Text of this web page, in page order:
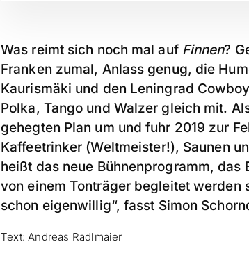
Was reimt sich noch mal auf Finnen?
Franken zumal, Anlass genug, die
Kaurismäki und den Leningrad
Polka, Tango und Walzer gleich mit.
gehegten Plan um und fuhr 2019 zur
Kaffeetrinker (Weltmeister!), Saunen
heißt das neue Bühnenprogramm, das
von einem Tonträger begleitet werden
schon eigenwillig“, fasst Simon
Text: Andreas Radlmaier